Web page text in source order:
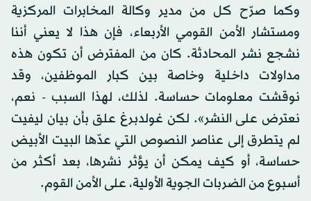
وكما صرّح كل من مدير وكالة المخابرات المركزية
ومستشار الأمن القومي الأربعاء، فإن هذا لا يعني أننا
نشجع نشر المحادثة. كان من المفترض أن تكون هذه
مداولات داخلية وخاصة بين كبار الموظفين، وقد
نوقشت معلومات حساسة. لذلك، لهذا السبب - نعم،
نعترض على النشر». لكن غولدبرغ علق بأن بيان ليفيت
لم يتطرق إلى عناصر النصوص التي عدّها البيت الأبيض
حساسة، أو كيف يمكن أن يؤثر نشرها، بعد أكثر من
أسبوع من الضربات الجوية الأولية، على الأمن القوم.